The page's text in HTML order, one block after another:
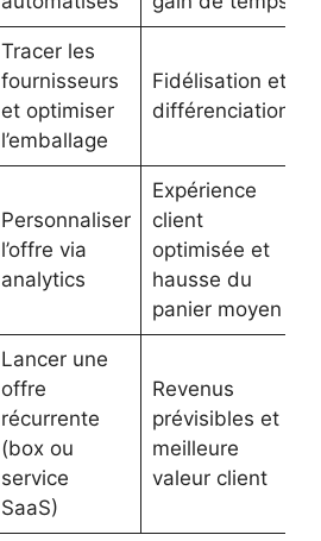
Tracer les
fournisseurs
et optimiser
l’emballage
Fidélisation et
différenciation
Personnaliser
l’offre via
analytics
Expérience
client
optimisée et
hausse du
panier moyen
Lancer une
offre
récurrente
(box ou
service
SaaS)
Revenus
prévisibles et
meilleure
valeur client